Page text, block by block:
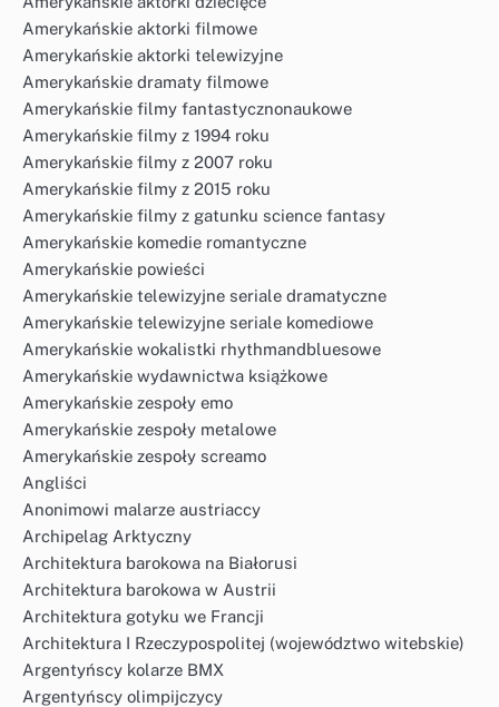
Amerykańskie aktorki filmowe
Amerykańskie aktorki telewizyjne
Amerykańskie dramaty filmowe
Amerykańskie filmy fantastycznonaukowe
Amerykańskie filmy z 1994 roku
Amerykańskie filmy z 2007 roku
Amerykańskie filmy z 2015 roku
Amerykańskie filmy z gatunku science fantasy
Amerykańskie komedie romantyczne
Amerykańskie powieści
Amerykańskie telewizyjne seriale dramatyczne
Amerykańskie telewizyjne seriale komediowe
Amerykańskie wokalistki rhythmandbluesowe
Amerykańskie wydawnictwa książkowe
Amerykańskie zespoły emo
Amerykańskie zespoły metalowe
Amerykańskie zespoły screamo
Angliści
Anonimowi malarze austriaccy
Archipelag Arktyczny
Architektura barokowa na Białorusi
Architektura barokowa w Austrii
Architektura gotyku we Francji
Architektura I Rzeczypospolitej (województwo witebskie)
Argentyńscy kolarze BMX
Argentyńscy olimpijczycy